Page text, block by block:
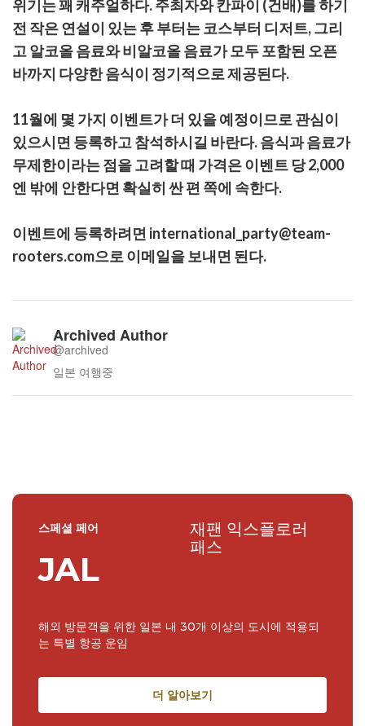
위기는 꽤 캐주얼하다. 주최자와 칸파이 (건배)를 하기
전 작은 연설이 있는 후 부터는 코스부터 디저트, 그리
고 알코올 음료와 비알코올 음료가 모두 포함된 오픈
바까지 다양한 음식이 정기적으로 제공된다.
11월에 몇 가지 이벤트가 더 있을 예정이므로 관심이
있으시면 등록하고 참석하시길 바란다. 음식과 음료가
무제한이라는 점을 고려할 때 가격은 이벤트 당 2,000
엔 밖에 안한다면 확실히 싼 편 쪽에 속한다.
이벤트에 등록하려면 international_party@team-
rooters.com으로 이메일을 보내면 된다.
Archived Author
@archived
일본 여행중
스페셜 페어
JAL
재팬 익스플로러
패스
해외 방문객을 위한 일본 내 30개 이상의 도시에 적용되
는 특별 항공 운임
더 알아보기